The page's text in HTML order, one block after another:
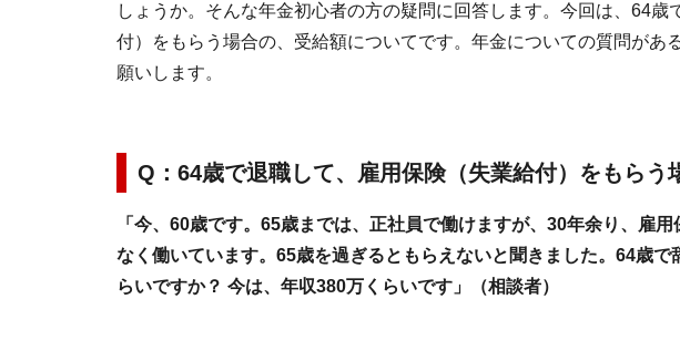
しょうか。そんな年金初心者の方の疑問に回答します。今回は、64歳
付）をもらう場合の、受給額についてです。年金についての質問があ
願いします。
Q：64歳で退職して、雇用保険（失業給付）をもらう
「今、60歳です。65歳までは、正社員で働けますが、30年余り、雇
なく働いています。65歳を過ぎるともらえないと聞きました。64歳で
らいですか？ 今は、年収380万くらいです」（相談者）